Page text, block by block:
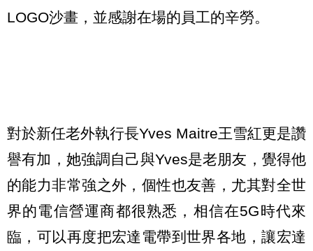
LOGO沙畫，並感謝在場的員工的辛勞。
對於新任老外執行長Yves Maitre王雪紅更是讚
譽有加，她強調自己與Yves是老朋友，覺得他
的能力非常強之外，個性也友善，尤其對全世
界的電信營運商都很熟悉，相信在5G時代來
臨，可以再度把宏達電帶到世界各地，讓宏達